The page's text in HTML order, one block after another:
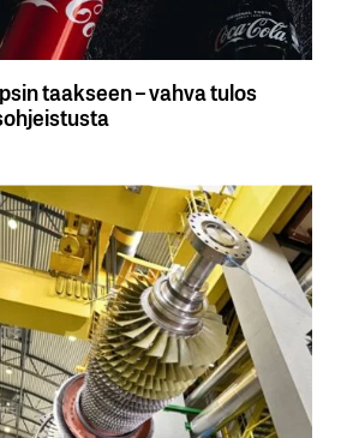
taakseen – vahva tulos